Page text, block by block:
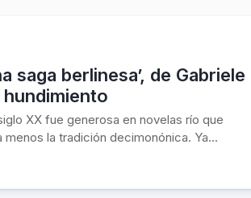
saga berlinesa’, de Gabriele
XX fue generosa en novelas río que
la tradición decimonónica. Ya...